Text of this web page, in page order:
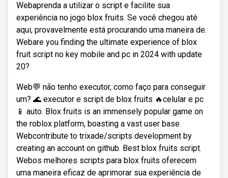
Webaprenda a utilizar o script e facilite sua
experiência no jogo blox fruits. Se você chegou até
aqui, provavelmente está procurando uma maneira de.
Webare you finding the ultimate experience of blox
fruit script no key mobile and pc in 2024 with update
20?
Web💬 não tenho executor, como faço para conseguir
um? 🌊 executor e script de blox fruits 🔥celular e pc
📱 auto. Blox fruits is an immensely popular game on
the roblox platform, boasting a vast user base.
Webcontribute to trixade/scripts development by
creating an account on github. Best blox fruits script.
Webos melhores scripts para blox fruits oferecem
uma maneira eficaz de aprimorar sua experiência de